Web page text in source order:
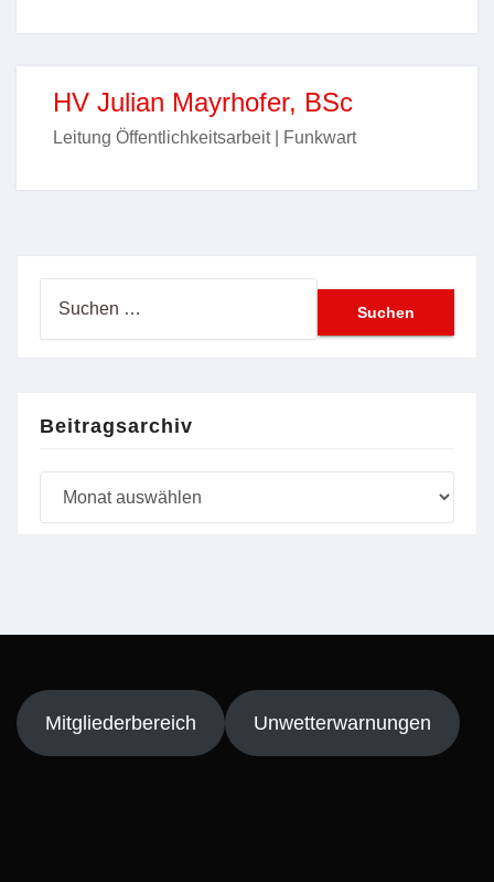
HV Julian Mayrhofer, BSc
Leitung Öffentlichkeitsarbeit | Funkwart
Beitragsarchiv
Mitgliederbereich Unwetterwarnungen